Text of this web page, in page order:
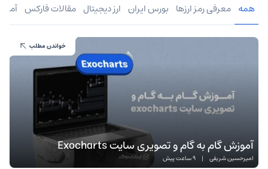
همه معرفی رمز ارزها بورس ایران ارز دیجیتال مقالات فارکس
آموزش گام به گام و تصویری سایت Exocharts
امیرحسین شریفی | 9 ساعت پیش
خواندن مطلب